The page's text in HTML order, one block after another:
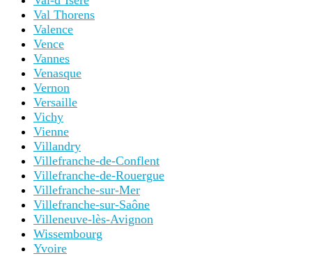
Val Thorens
Valence
Vence
Vannes
Venasque
Vernon
Versaille
Vichy
Vienne
Villandry
Villefranche-de-Conflent
Villefranche-de-Rouergue
Villefranche-sur-Mer
Villefranche-sur-Saône
Villeneuve-lès-Avignon
Wissembourg
Yvoire